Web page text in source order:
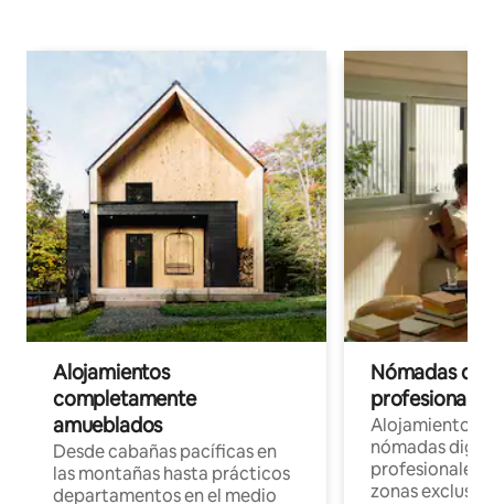
Alojamientos
completamente
amueblados
Desde cabañas pacíficas en
las montañas hasta prácticos
departamentos en el medio
Nómadas
Alojamientos
nómadas
profesionales
zonas